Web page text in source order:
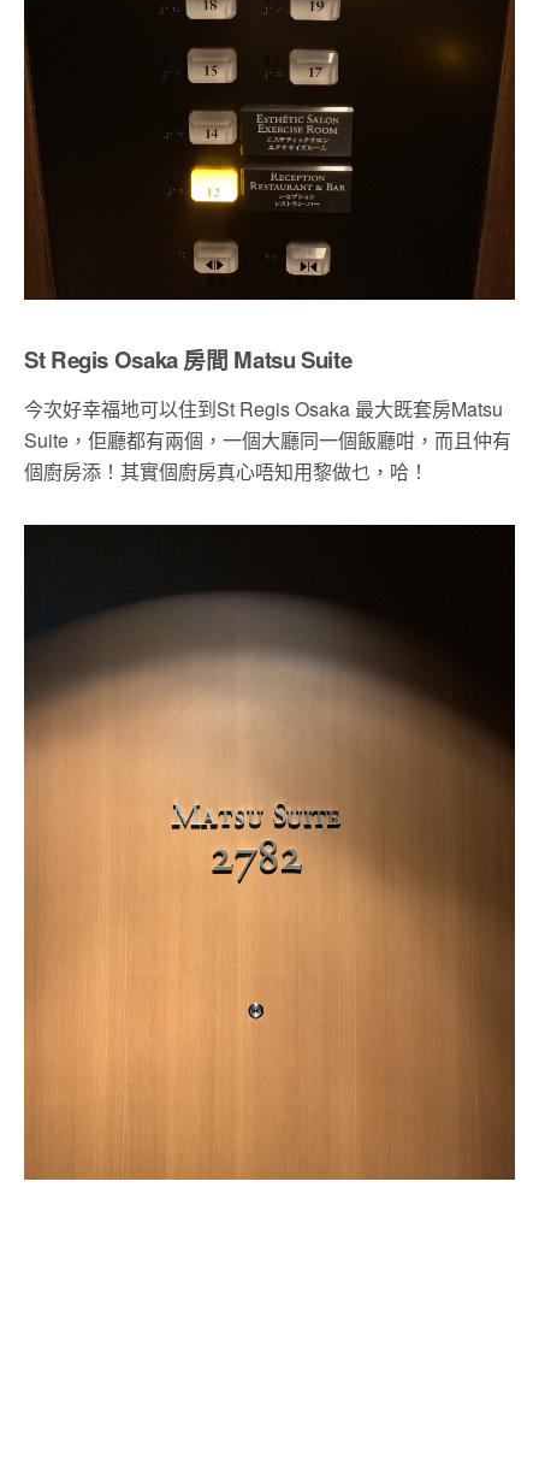
St Regis Osaka 房間 Matsu Suite
今次好幸福地可以住到St Regis Osaka 最大既套房Matsu
Suite，佢廳都有兩個，一個大廳同一個飯廳咁，而且仲有
個廚房添！其實個廚房真心唔知用黎做乜，哈！